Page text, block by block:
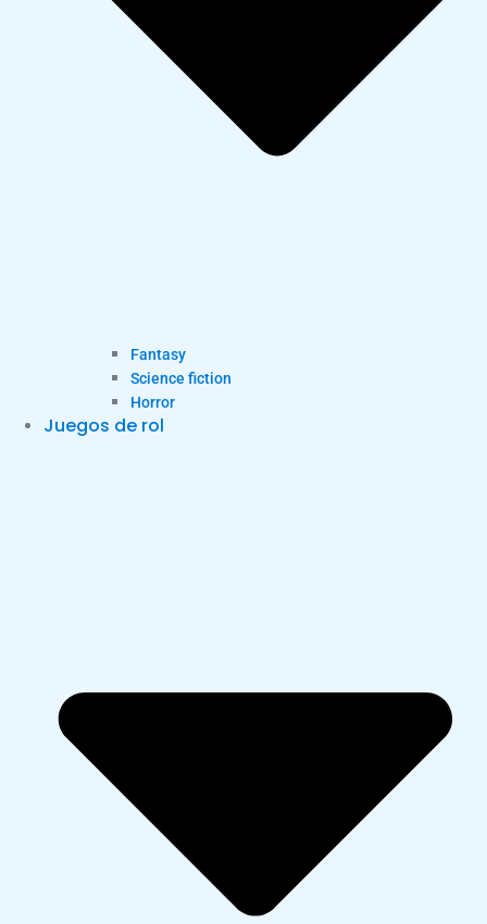
Fantasy
Science fiction
Horror
Juegos de rol